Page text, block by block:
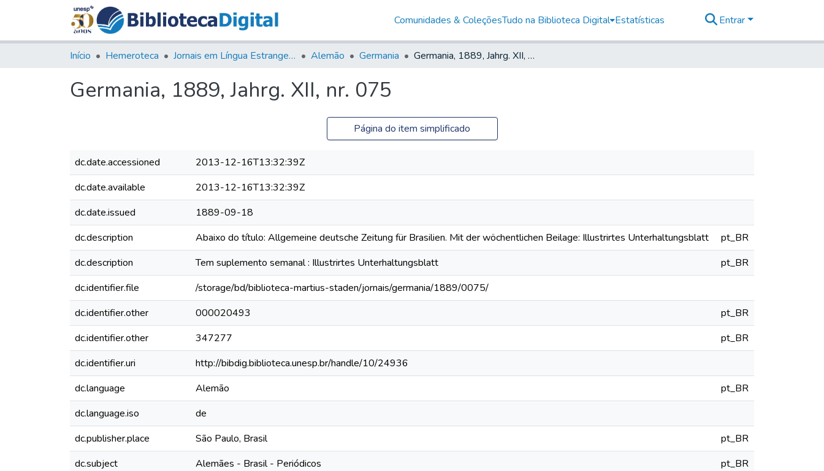
Comunidades & ColeçõesTudo na Biblioteca Digital Estatísticas Entrar
Início Hemeroteca Jornais em Língua Estrangeira Alemão Germania Germania, 1889, Jahrg. XII, nr. 075
Germania, 1889, Jahrg. XII, nr. 075
Página do item simplificado
dc.date.accessioned
2013-12-16T13:32:39Z
dc.date.available
2013-12-16T13:32:39Z
dc.date.issued
1889-09-18
dc.description
Abaixo do título: Allgemeine deutsche Zeitung für Brasilien. Mit der wöchentlichen Beilage: Illustrirtes Unterhaltungsblatt
pt_BR
dc.description
Tem suplemento semanal : Illustrirtes Unterhaltungsblatt
pt_BR
dc.identifier.file
/storage/bd/biblioteca-martius-staden/jornais/germania/1889/0075/
dc.identifier.other
000020493
pt_BR
dc.identifier.other
347277
pt_BR
dc.identifier.uri
http://bibdig.biblioteca.unesp.br/handle/10/24936
dc.language
Alemão
pt_BR
dc.language.iso
de
dc.publisher.place
São Paulo, Brasil
pt_BR
dc.subject
Alemães - Brasil - Periódicos
pt_BR